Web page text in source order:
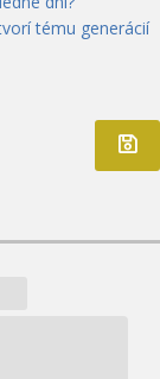
tému generácií